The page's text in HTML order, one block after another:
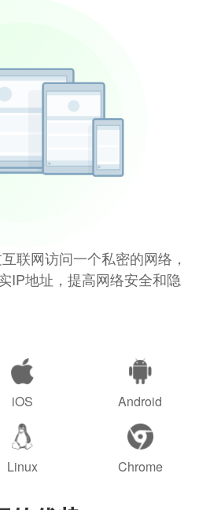
联网访问一个私密的网络，
IP地址，提高网络安全和隐
iOS Android
Linux Chrome